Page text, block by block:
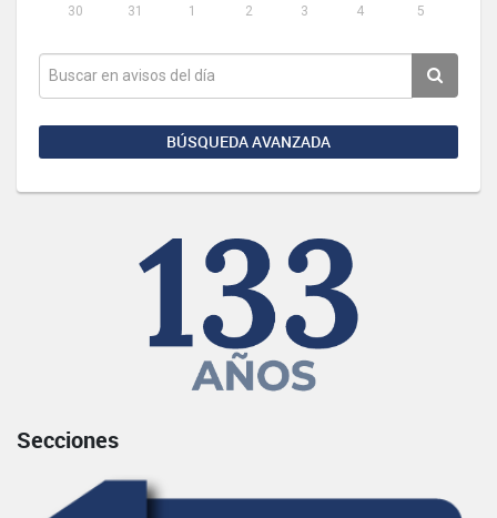
30
31 1 2 3 4 5
BÚSQUEDA AVANZADA
Secciones